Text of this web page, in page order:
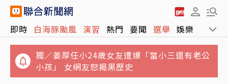
即時 白海豚颱風 演習 熱門 要聞 選舉 娛樂 運動
獨／姜厚任小24歲女友遭爆「當小三還有老公
小孩」 女網友怒揭黑歷史